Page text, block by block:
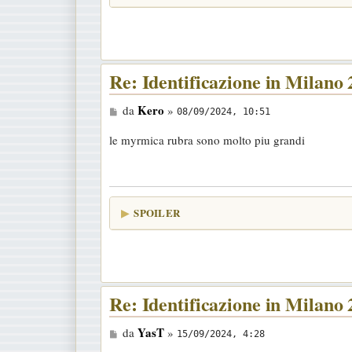
Re: Identificazione in Milano
M
s
a
g
da Kero » 08/09/2024, 10:51
le myrmica rubra sono molto piu grandi
SPOILER
Re: Identificazione in Milano
M
da YasT» 15/09/2024, 4:28